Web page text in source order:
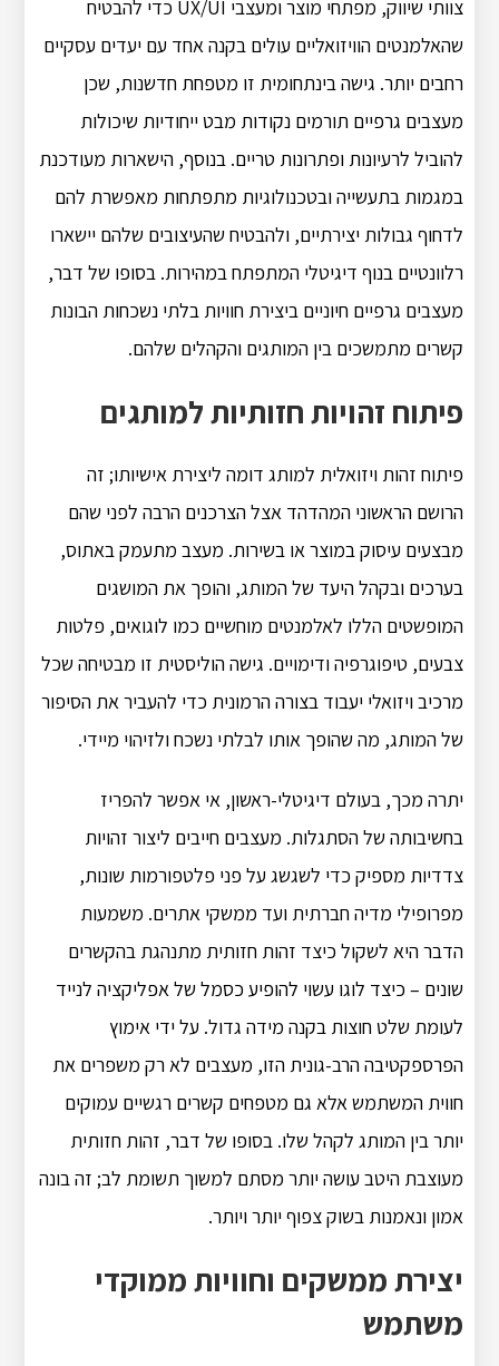
צוותי שיווק, מפתחי מוצר ומעצבי UX/UI כדי להבטיח
שהאלמנטים הוויזואליים עולים בקנה אחד עם יעדים עסקיים
רחבים יותר. גישה בינתחומית זו מטפחת חדשנות, שכן
מעצבים גרפיים תורמים נקודות מבט ייחודיות שיכולות
להוביל לרעיונות ופתרונות טריים. בנוסף, הישארות מעודכנת
במגמות בתעשייה ובטכנולוגיות מתפתחות מאפשרת להם
לדחוף גבולות יצירתיים, ולהבטיח שהעיצובים שלהם יישארו
רלוונטיים בנוף דיגיטלי המתפתח במהירות. בסופו של דבר,
מעצבים גרפיים חיוניים ביצירת חוויות בלתי נשכחות הבונות
קשרים מתמשכים בין המותגים והקהלים שלהם.
פיתוח זהויות חזותיות למותגים
פיתוח זהות ויזואלית למותג דומה ליצירת אישיותו; זה
הרושם הראשוני המהדהד אצל הצרכנים הרבה לפני שהם
מבצעים עיסוק במוצר או בשירות. מעצב מתעמק באתוס,
בערכים ובקהל היעד של המותג, והופך את המושגים
המופשטים הללו לאלמנטים מוחשיים כמו לוגואים, פלטות
צבעים, טיפוגרפיה ודימויים. גישה הוליסטית זו מבטיחה שכל
מרכיב ויזואלי יעבוד בצורה הרמונית כדי להעביר את הסיפור
של המותג, מה שהופך אותו לבלתי נשכח ולזיהוי מיידי.
יתרה מכך, בעולם דיגיטלי-ראשון, אי אפשר להפריז
בחשיבותה של הסתגלות. מעצבים חייבים ליצור זהויות
צדדיות מספיק כדי לשגשג על פני פלטפורמות שונות,
מפרופילי מדיה חברתית ועד ממשקי אתרים. משמעות
הדבר היא לשקול כיצד זהות חזותית מתנהגת בהקשרים
שונים – כיצד לוגו עשוי להופיע כסמל של אפליקציה לנייד
לעומת שלט חוצות בקנה מידה גדול. על ידי אימוץ
הפרספקטיבה הרב-גונית הזו, מעצבים לא רק משפרים את
חווית המשתמש אלא גם מטפחים קשרים רגשיים עמוקים
יותר בין המותג לקהל שלו. בסופו של דבר, זהות חזותית
מעוצבת היטב עושה יותר מסתם למשוך תשומת לב; זה בונה
אמון ונאמנות בשוק צפוף יותר ויותר.
יצירת ממשקים וחוויות ממוקדי
משתמש